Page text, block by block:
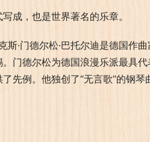
成，也是世界著名的乐章。
斯·门德尔松·巴托尔迪是德国作
门德尔松为德国浪漫乐派最具
先例。他独创了“无言歌”的钢